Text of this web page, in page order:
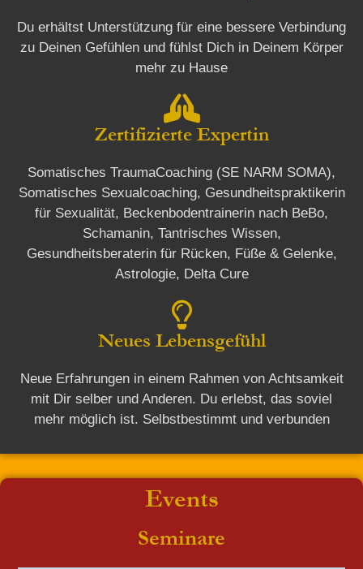
Du erhältst Unterstützung für eine bessere Verbindung
zu Deinen Gefühlen und fühlst Dich in Deinem Körper
mehr zu Hause
Zertifizierte Expertin
Somatisches TraumaCoaching (SE NARM SOMA),
Somatisches Sexualcoaching, Gesundheitspraktikerin
für Sexualität, Beckenbodentrainerin nach BeBo,
Schamanin, Tantrisches Wissen,
Gesundheitsberaterin für Rücken, Füße & Gelenke,
Astrologie, Delta Cure
Neues Lebensgefühl
Neue Erfahrungen in einem Rahmen von Achtsamkeit
mit Dir selber und Anderen. Du erlebst, das soviel
mehr möglich ist. Selbstbestimmt und verbunden
Events
Seminare